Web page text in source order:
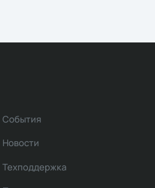
События
Новости
Техподдержка